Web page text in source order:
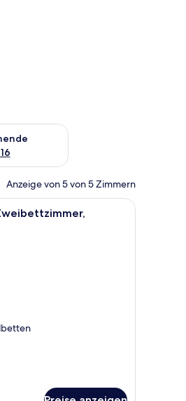
9.
für nächstes Wochenende, Aug.
Anzeige von 5 von 5 Zimmern
Nachttisch mit einer Vase und einer
Ein Yachthafen mit zahlreichen Booten, ein